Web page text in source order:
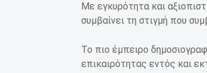
Με εγκυρότητα και
συμβαίνει τη στιγμή που
Το πιο έμπειρο
επικαιρότητας εντός και